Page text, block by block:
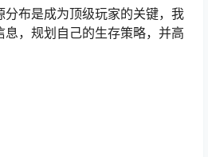
分布是成为顶级玩家的关键，我
，规划自己的生存策略，并高